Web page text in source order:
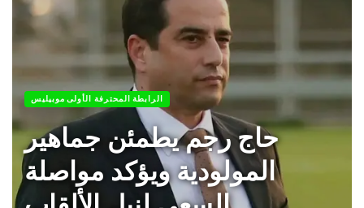
الرابطة المحترفة الأولى موبيليس
حاج رجم يطمئن جماهير
المولودية ويؤكد مواصلة